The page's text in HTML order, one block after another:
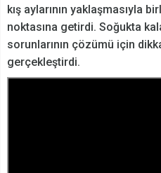
kış aylarının yaklaşmasıyla
noktasına getirdi. Soğukta
sorunlarının çözümü için
gerçekleştirdi.